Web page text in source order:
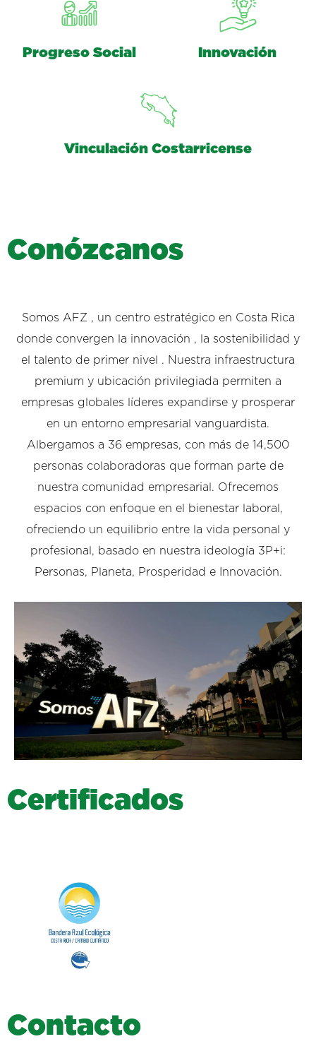
Progreso Social Innovación
Vinculación Costarricense
Conózcanos
Somos AFZ , un centro estratégico en Costa Rica
donde convergen la innovación , la sostenibilidad y
el talento de primer nivel . Nuestra infraestructura
premium y ubicación privilegiada permiten a
empresas globales líderes expandirse y prosperar
en un entorno empresarial vanguardista.
Albergamos a 36 empresas, con más de 14,500
personas colaboradoras que forman parte de
nuestra comunidad empresarial. Ofrecemos
espacios con enfoque en el bienestar laboral,
ofreciendo un equilibrio entre la vida personal y
profesional, basado en nuestra ideología 3P+i:
Personas, Planeta, Prosperidad e Innovación.
Certificad os
Contacto